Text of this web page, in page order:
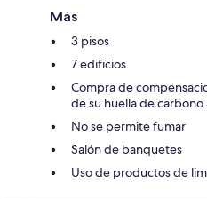
Más
3 pisos
7 edificios
Compra de
de su huella de carbono
No se permite fumar
Salón de banquetes
Uso de productos de